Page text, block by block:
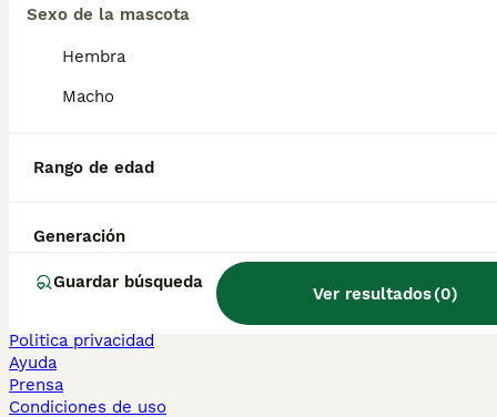
Sexo de la mascota
Hembra
Macho
Rango de edad
Generación
Guardar búsqueda
Ver resultados(0)
Persa en venta
Teckel en Barcelona
Chihuahua en Sevilla
Perros en adopcion
Información
Politica privacidad
Ayuda
Prensa
Condiciones de uso